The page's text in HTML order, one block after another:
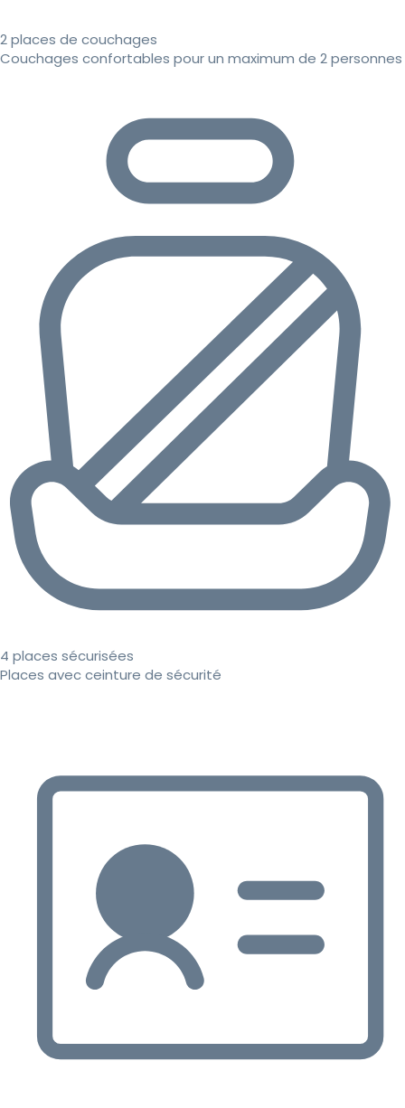
2 places de couchages
Couchages confortables pour un maximum de 2 personnes
4 places sécurisées
Places avec ceinture de sécurité